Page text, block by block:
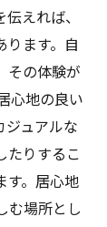
えれば、
ります。自
その体験が
心地の良い
ジュアルな
たりするこ
す。居心地
む場所とし